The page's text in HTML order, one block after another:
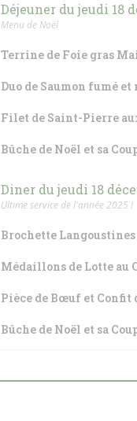
Déjeuner du jeudi 18
Menu de Noël
Terrine de Foie gras
Duo de Saumon fumé
Filet de Saint-Pierre
Bûche de Noël et sa
Diner du jeudi 18
Ultime service de l'année 2025 !
Brochette
Médaillons de Lotte au
Pièce de Bœuf et Confit
Bûche de Noël et sa